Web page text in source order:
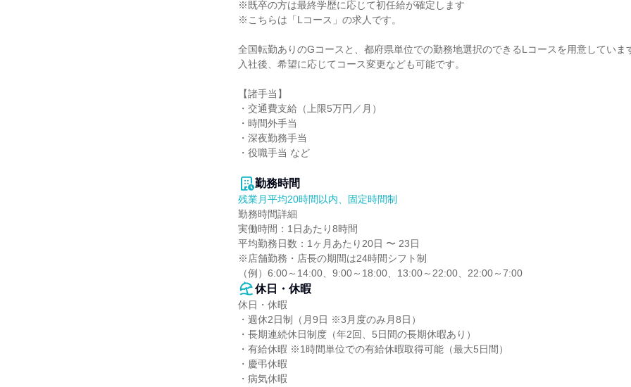
※既卒の方は最終学歴に応じて初任給が確定します
※こちらは「Lコース」の求人です。
全国転勤ありのGコースと、都府県単位での勤務地選択のできるLコースを用意していま
入社後、希望に応じてコース変更なども可能です。
【諸手当】
・交通費支給（上限5万円／月）
・時間外手当
・深夜勤務手当
・役職手当 など
勤務時間
残業月平均20時間以内、固定時間制
勤務時間詳細
実働時間：1日あたり8時間
平均勤務日数：1ヶ月あたり20日 〜 23日
※店舗勤務・店長の期間は24時間シフト制
（例）6:00～14:00、9:00～18:00、13:00～22:00、22:00～7:00
休日・休暇
休日・休暇
・週休2日制（月9日 ※3月度のみ月8日）
・長期連続休日制度（年2回、5日間の長期休暇あり）
・有給休暇 ※1時間単位での有給休暇取得可能（最大5日間）
・慶弔休暇
・病気休暇